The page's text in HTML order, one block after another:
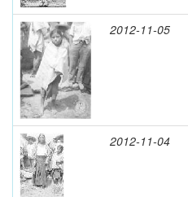
2012-11-05
2012-11-04